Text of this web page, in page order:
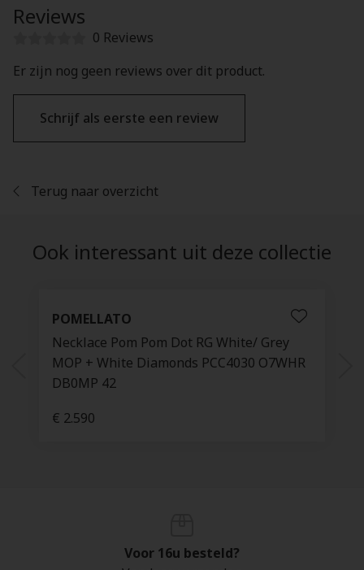
Reviews
0 Reviews
Er zijn nog geen reviews over dit product.
Schrijf als eerste een review
Terug naar overzicht
Ook interessant uit deze collectie
POMELLATO
Necklace Pom Pom Dot RG White/ Grey
MOP + White Diamonds PCC4030 O7WHR
DB0MP 42
€ 2.590
Voor 16u besteld?